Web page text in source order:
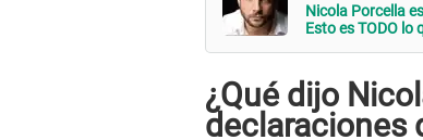
Nicola Porcella
Esto es TODO lo
¿Qué dijo
declaraciones